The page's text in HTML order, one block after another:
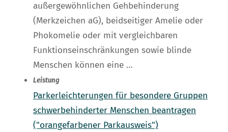
außergewöhnlichen Gehbehinderung
(Merkzeichen aG), beidseitiger Amelie oder
Phokomelie oder mit vergleichbaren
Funktionseinschränkungen sowie blinde
Menschen können eine …
Leistung
Parkerleichterungen für besondere Gruppen
schwerbehinderter Menschen beantragen
("orangefarbener Parkausweis")